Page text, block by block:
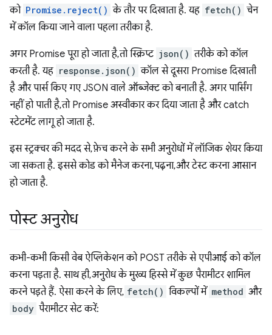
को Promise.reject() के तौर पर दिखाता है. यह fetch() चेन
में कॉल किया जाने वाला पहला तरीका है.
अगर Promise पूरा हो जाता है, तो स्क्रिप्ट json() तरीके को कॉल
करती है. यह response.json() कॉल से दूसरा Promise दिखाती
है और पार्स किए गए JSON वाले ऑब्जेक्ट को बनाती है. अगर पार्सिंग
नहीं हो पाती है, तो Promise अस्वीकार कर दिया जाता है और catch
स्टेटमेंट लागू हो जाता है.
इस स्ट्रक्चर की मदद से, फ़ेच करने के सभी अनुरोधों में लॉजिक शेयर किया
जा सकता है. इससे कोड को मैनेज करना, पढ़ना, और टेस्ट करना आसान
हो जाता है.
पोस्ट अनुरोध
कभी-कभी किसी वेब ऐप्लिकेशन को POST तरीके से एपीआई को कॉल
करना पड़ता है. साथ ही, अनुरोध के मुख्य हिस्से में कुछ पैरामीटर शामिल
करने पड़ते हैं. ऐसा करने के लिए, fetch() विकल्पों में method और
body पैरामीटर सेट करें: